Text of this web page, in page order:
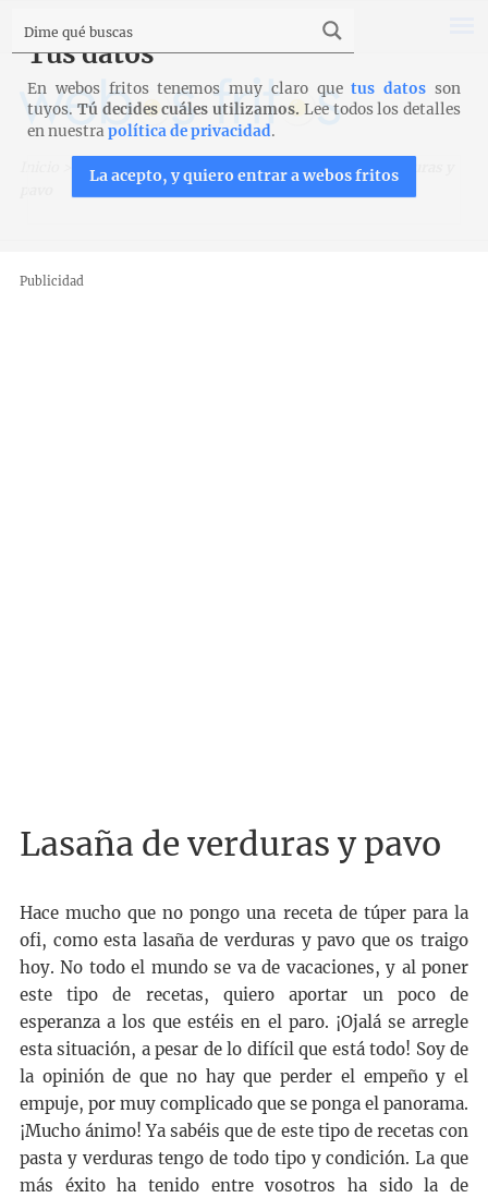
Recetas Verduras y legumbres
Lasaña de verduras y
Publicidad
Lasaña de verduras y pavo
Hace mucho que no pongo una receta de túper para la
ofi, como esta lasaña de verduras y pavo que os traigo
hoy. No todo el mundo se va de vacaciones, y al poner
este tipo de recetas, quiero aportar un poco de
esperanza a los que estéis en el paro. ¡Ojalá se arregle
esta situación, a pesar de lo difícil que está todo! Soy de
la opinión de que no hay que perder el empeño y el
empuje, por muy complicado que se ponga el panorama.
¡Mucho ánimo! Ya sabéis que de este tipo de recetas con
pasta y verduras tengo de todo tipo y condición. La que
más éxito ha tenido entre vosotros ha sido la de
Tus datos
En webos fritos tenemos muy claro quetus datos son
tuyos. Tú decides cuáles utilizamos. Lee todos los detalles
en nuestrapolítica de privacidad.
La acepto, y quiero entrar a webos fritos